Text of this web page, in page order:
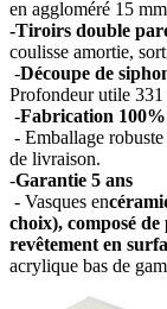
en aggloméré 15
-Tiroirs double
coulisse amortie,
-Découpe de
Profondeur utile
-Fabrication
- Emballage
de livraison.
-Garantie 5 ans
- Vasques en
choix), composé
revêtement en
acrylique bas de